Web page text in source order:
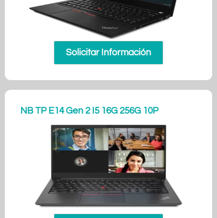
Solicitar Información
NB TP E14 Gen 2 I5 16G 256G 10P